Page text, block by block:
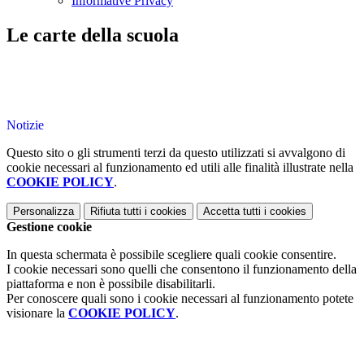
Le carte della scuola
Notizie
Questo sito o gli strumenti terzi da questo utilizzati si avvalgono di
cookie necessari al funzionamento ed utili alle finalità illustrate nella
COOKIE POLICY.
Personalizza Rifiuta tutti i cookies Accetta tutti i cookies
Gestione cookie
In questa schermata è possibile scegliere quali cookie consentire.
I cookie necessari sono quelli che consentono il funzionamento della
piattaforma e non è possibile disabilitarli.
Per conoscere quali sono i cookie necessari al funzionamento potete
visionare la COOKIE POLICY.